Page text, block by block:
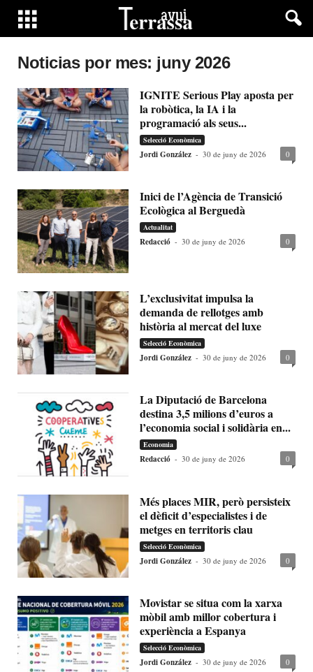
Noticias por mes: juny 2026
IGNITE Serious Play aposta per
la robòtica, la IA i la
programació als seus...
Selecció Econòmica
Jordi González - 30 de juny de 2026 0
Inici de l’Agència de Transició
Ecològica al Berguedà
Actualitat
Redacció - 30 de juny de 2026 0
L’exclusivitat impulsa la
demanda de rellotges amb
història al mercat del luxe
Selecció Econòmica
Jordi González - 30 de juny de 2026 0
La Diputació de Barcelona
destina 3,5 milions d’euros a
l’economia social i solidària en...
Economia
Redacció - 30 de juny de 2026 0
Més places MIR, però persisteix
el dèficit d’especialistes i de
metges en territoris clau
Selecció Econòmica
Jordi González - 30 de juny de 2026 0
Movistar se situa com la xarxa
mòbil amb millor cobertura i
experiència a Espanya
Selecció Econòmica
Jordi González - 30 de juny de 2026 0